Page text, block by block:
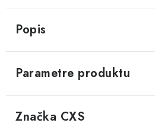
Popis
Parametre produktu
Značka CXS